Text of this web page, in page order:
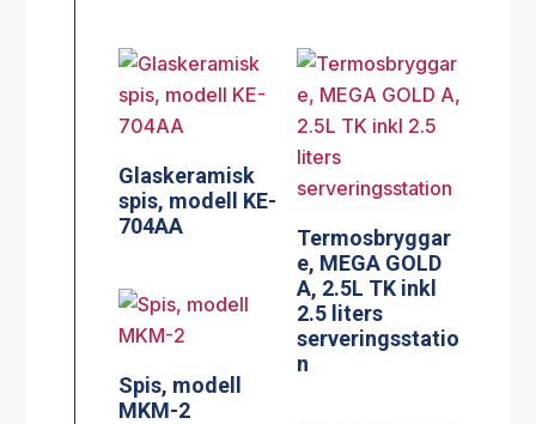
Glaskeramisk
spis, modell KE-
704AA
Termosbryggar
e, MEGA GOLD
A, 2.5L TK inkl
2.5 liters
serveringsstatio
n
Spis, modell
MKM-2